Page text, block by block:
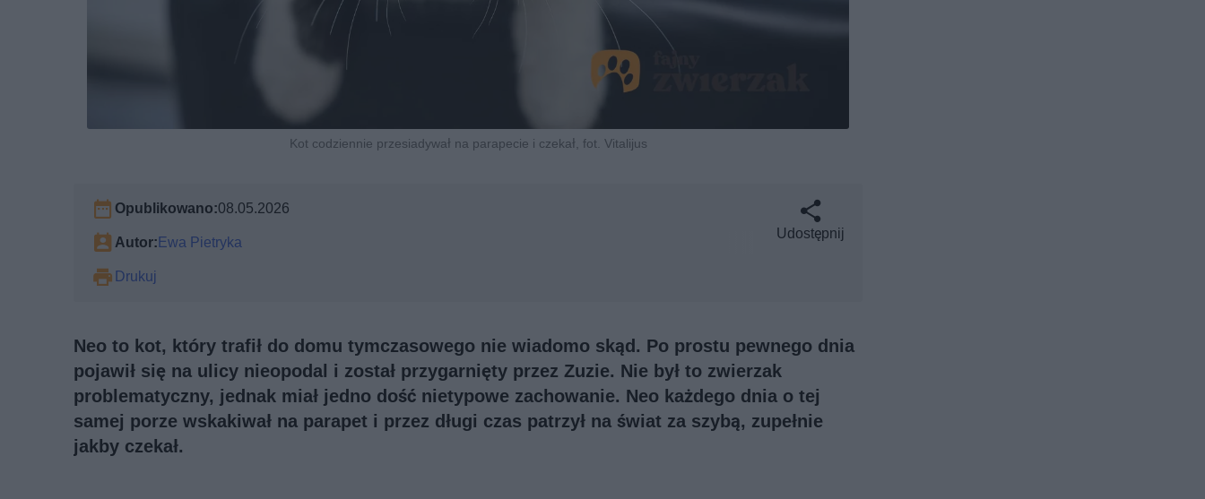
Kot codziennie przesiadywał na parapecie i czekał, fot. Vitalijus
Opublikowano:08.05.2026
Autor:Ewa Pietryka
Drukuj
Udostępnij
Neo to kot, który trafił do domu tymczasowego nie wiadomo skąd. Po prostu pewnego dnia
pojawił się na ulicy nieopodal i został przygarnięty przez Zuzie. Nie był to zwierzak
problematyczny, jednak miał jedno dość nietypowe zachowanie. Neo każdego dnia o tej
samej porze wskakiwał na parapet i przez długi czas patrzył na świat za szybą, zupełnie
jakby czekał.